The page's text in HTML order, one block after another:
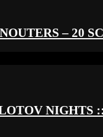
– 20
NIGHTS